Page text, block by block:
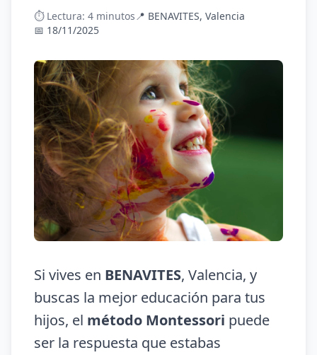
⏱️ Lectura: 4 minutos📍 BENAVITES, Valencia
📅 18/11/2025
Si vives en BENAVITES, Valencia, y
buscas la mejor educación para tus
hijos, el método Montessori puede
ser la respuesta que estabas